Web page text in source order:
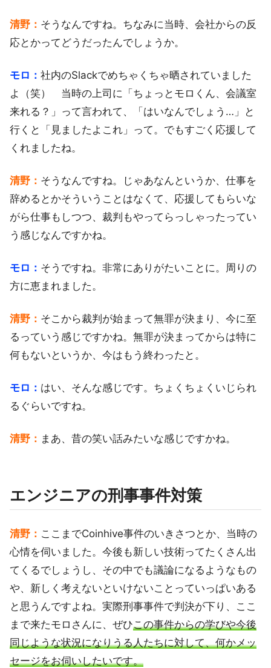
清野： そうなんですね。ちなみに当時、会社からの反
応とかってどうだったんでしょうか。
モロ： 社内のSlackでめちゃくちゃ晒されていました
よ（笑） 当時の上司に「ちょっとモロくん、会議室
来れる？」って言われて、「はいなんでしょう…」と
行くと「見ましたよこれ」って。でもすごく応援して
くれましたね。
清野： そうなんですね。じゃあなんというか、仕事を
辞めるとかそういうことはなくて、応援してもらいな
がら仕事もしつつ、裁判もやってらっしゃったってい
う感じなんですかね。
モロ： そうですね。非常にありがたいことに。周りの
方に恵まれました。
清野： そこから裁判が始まって無罪が決まり、今に至
るっていう感じですかね。無罪が決まってからは特に
何もないというか、今はもう終わったと。
モロ： はい、そんな感じです。ちょくちょくいじられ
るぐらいですね。
清野： まあ、昔の笑い話みたいな感じですかね。
エンジニアの刑事事件対策
清野： ここまでCoinhive事件のいきさつとか、当時の
心情を伺いました。今後も新しい技術ってたくさん出
てくるでしょうし、その中でも議論になるようなもの
や、新しく考えないといけないことっていっぱいある
と思うんですよね。実際刑事事件で判決が下り、ここ
まで来たモロさんに、ぜひこの事件からの学びや今後
同じような状況になりうる人たちに対して、何かメッ
セージをお伺いしたいです。